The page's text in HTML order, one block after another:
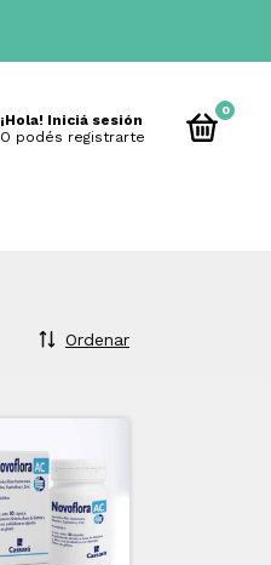
¡Hola! Iniciá sesión
O podés registrarte
0
Ordenar